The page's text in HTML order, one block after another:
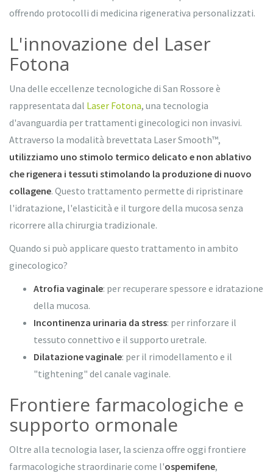
offrendo protocolli di medicina rigenerativa personalizzati.
L'innovazione del Laser
Fotona
Una delle eccellenze tecnologiche di San Rossore è
rappresentata dal Laser Fotona, una tecnologia
d'avanguardia per trattamenti ginecologici non invasivi.
Attraverso la modalità brevettata Laser Smooth™,
utilizziamo uno stimolo termico delicato e non ablativo
che rigenera i tessuti stimolando la produzione di nuovo
collagene. Questo trattamento permette di ripristinare
l'idratazione, l'elasticità e il turgore della mucosa senza
ricorrere alla chirurgia tradizionale.
Quando si può applicare questo trattamento in ambito
ginecologico?
Atrofia vaginale: per recuperare spessore e idratazione
della mucosa.
Incontinenza urinaria da stress: per rinforzare il
tessuto connettivo e il supporto uretrale.
Dilatazione vaginale: per il rimodellamento e il
"tightening" del canale vaginale.
Frontiere farmacologiche e
supporto ormonale
Oltre alla tecnologia laser, la scienza offre oggi frontiere
farmacologiche straordinarie come l'ospemifene,